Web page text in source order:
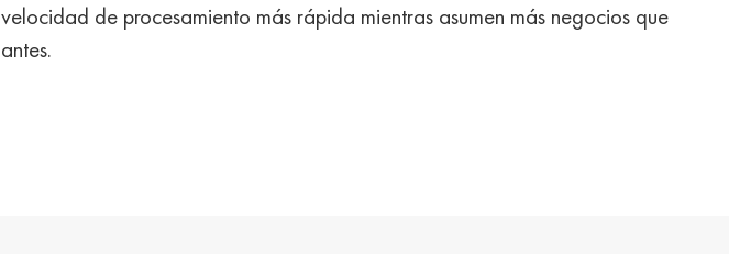
velocidad de procesamiento más rápida mientras asumen más negocios que
antes.